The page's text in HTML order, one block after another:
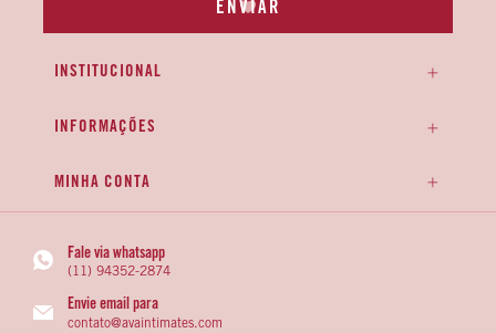
INSTITUCIONAL
INFORMAÇÕES
MINHA CONTA
Fale via whatsapp
(11) 94352-2874
Envie email para
contato@avaintimates.com